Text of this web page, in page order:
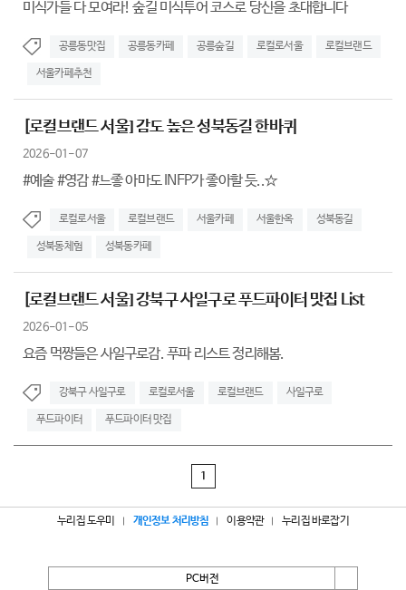
미식가들 다 모여라! 숲길 미식투어 코스로 당신을 초대합니다
공릉동맛집 공릉동카페 공릉숲길 로컬로서울 로컬브랜드
서울카페추천
[로컬브랜드 서울] 감도 높은 성북동길 한바퀴
2026-01-07
#예술 #영감 #느좋 아마도 INFP가 좋아할 듯..☆
로컬로서울 로컬브랜드 서울카페 서울한옥 성북동길
성북동체험 성북동카페
[로컬브랜드 서울] 강북구 사일구로 푸드파이터 맛집 List
2026-01-05
요즘 먹짱들은 사일구로감. 푸파 리스트 정리해봄.
강북구 사일구로 로컬로서울 로컬브랜드 사일구로
푸드파이터 푸드파이터 맛집
1
누리집 도우미 개인정보 처리방침 이용약관 누리집 바로잡기
PC버전